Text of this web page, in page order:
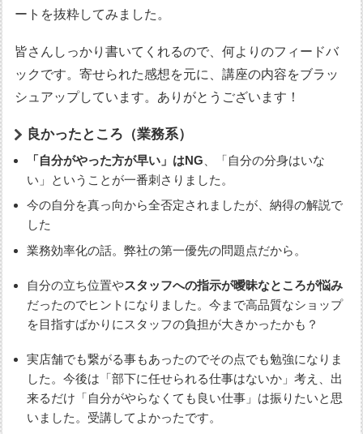
ートを抜粋してみました。
皆さんしっかり書いてくれるので、何よりのフィードバ
ックです。寄せられた感想を元に、講座の内容をブラッ
シュアップしています。ありがとうございます！
良かったところ（業務系）
「自分がやった方が早い」はNG 、「自分の分身はいな
い」ということが一番刺さりました。
今の自分を真っ向から全否定されましたが、納得の解説で
した
業務効率化の話。弊社の第一優先の問題点だから。
自分の立ち位置やスタッフへの指示が曖昧なところが悩み
だったのでヒントになりました。今まで高品質なショップ
を目指すばかりにスタッフの負担が大きかったかも？
実店舗でも繋がる事もあったのでその点でも勉強になりま
した。今後は「部下に任せられる仕事はないか」考え、出
来るだけ「自分がやらなくても良い仕事」は振りたいと思
いました。受講してよかったです。